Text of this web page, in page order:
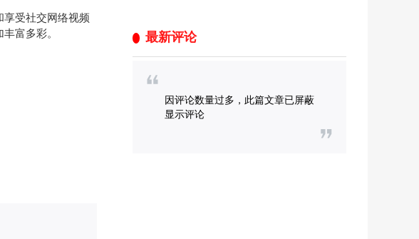
受社交网络视频
富多彩。
最新评论
因评论数量过多，此篇文章已屏蔽
显示评论